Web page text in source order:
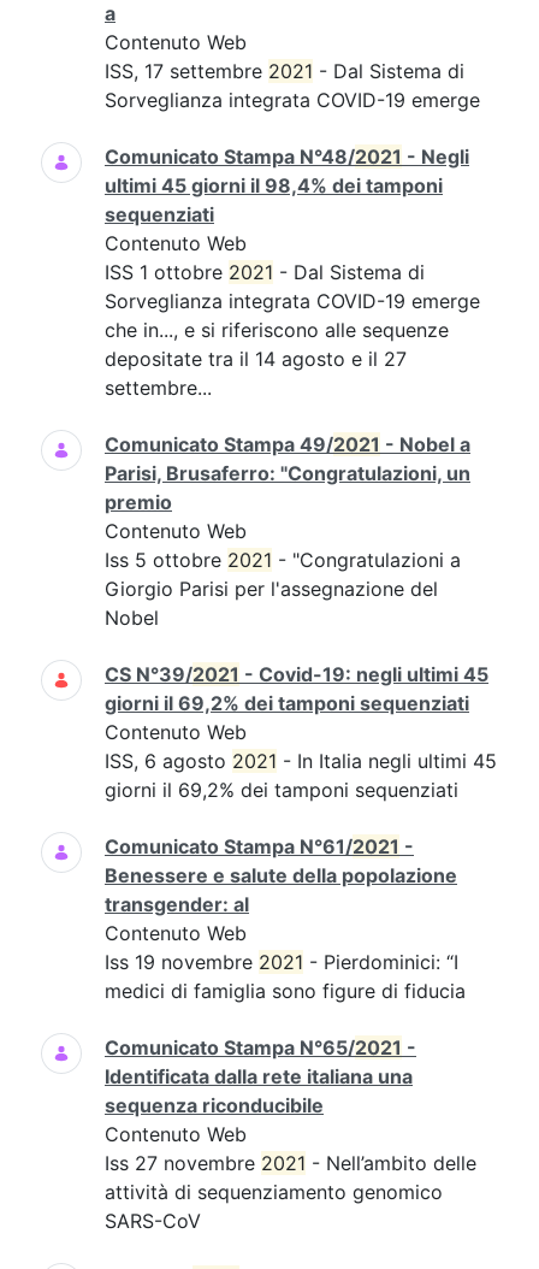
a
Contenuto Web
ISS, 17 settembre 2021 - Dal Sistema di
Sorveglianza integrata COVID-19 emerge
Comunicato Stampa N°48/2021 - Negli
ultimi 45 giorni il 98,4% dei tamponi
sequenziati
Contenuto Web
ISS 1 ottobre 2021 - Dal Sistema di
Sorveglianza integrata COVID-19 emerge
che in..., e si riferiscono alle sequenze
depositate tra il 14 agosto e il 27
settembre...
Comunicato Stampa 49/2021 - Nobel a
Parisi, Brusaferro: "Congratulazioni, un
premio
Contenuto Web
Iss 5 ottobre 2021 - "Congratulazioni a
Giorgio Parisi per l'assegnazione del
Nobel
CS N°39/2021 - Covid-19: negli ultimi 45
giorni il 69,2% dei tamponi sequenziati
Contenuto Web
ISS, 6 agosto 2021 - In Italia negli ultimi 45
giorni il 69,2% dei tamponi sequenziati
Comunicato Stampa N°61/2021 -
Benessere e salute della popolazione
transgender: al
Contenuto Web
Iss 19 novembre 2021 - Pierdominici: “I
medici di famiglia sono figure di fiducia
Comunicato Stampa N°65/2021 -
Identificata dalla rete italiana una
sequenza riconducibile
Contenuto Web
Iss 27 novembre 2021 - Nell’ambito delle
attività di sequenziamento genomico
SARS-CoV